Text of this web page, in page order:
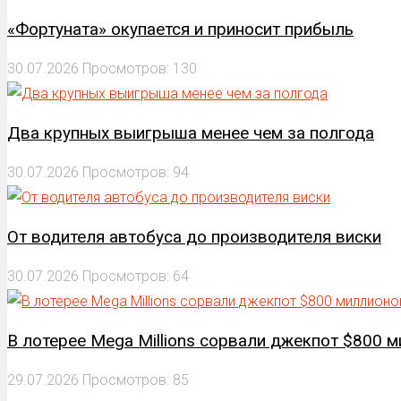
«Фортуната» окупается и приносит прибыль
30.07.2026 Просмотров: 130
Два крупных выигрыша менее чем за полгода
30.07.2026 Просмотров: 94
От водителя автобуса до производителя виски
30.07.2026 Просмотров: 64
В лотерее Mega Millions сорвали джекпот $800
29.07.2026 Просмотров: 85